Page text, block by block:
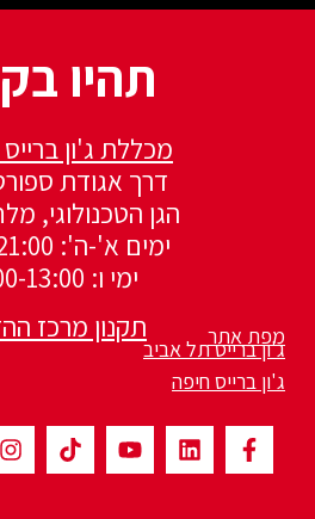
תהיו
מכללת ג'ון ברייס
דרך אגודת ספורט
הגן הטכנולוגי,
ימים א'-ה': 08:00-21:00
ימי ו: 08:00-13:00
תקנון מרכז
מפת אתר
ג'ון ברייס תל אביב
ג'ון ברייס חיפה